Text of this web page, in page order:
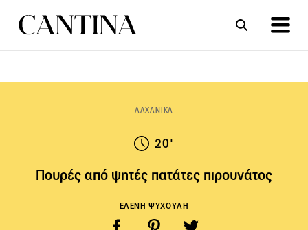
ΛΑΧΑΝΙΚΑ
20'
Πουρές από ψητές πατάτες πιρουνάτος
ΕΛΕΝΗ ΨΥΧΟΥΛΗ